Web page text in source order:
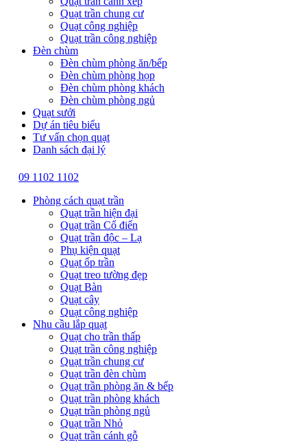
Quạt trần chung cư
Quạt công nghiệp
Quạt trần công nghiệp
Đèn chùm
Đèn chùm phòng ăn/bếp
Đèn chùm phòng họp
Đèn chùm phòng khách
Đèn chùm phòng ngủ
Quạt sưởi
Dự án tiêu biểu
Tư vấn chọn quạt
Danh sách đại lý
09 1102 1102
Phòng cách quạt trần
Quạt trần hiện đại
Quạt trần Cổ điển
Quạt trần độc – Lạ
Phụ kiện quạt
Quạt ốp trần
Quạt treo tường đẹp
Quạt Bàn
Quạt cây
Quạt công nghiệp
Nhu cầu lắp quạt
Quạt cho trần thấp
Quạt trần công nghiệp
Quạt trần chung cư
Quạt trần đèn chùm
Quạt trần phòng ăn & bếp
Quạt trần phòng khách
Quạt trần phòng ngủ
Quạt trần Nhỏ
Quạt trần cánh gỗ